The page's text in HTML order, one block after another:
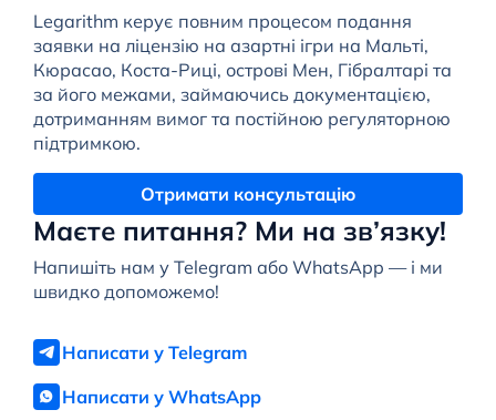
Маєте питання? Ми на зв’язку!
Напишіть нам у Telegram або WhatsApp — і ми
швидко допоможемо!
Написати у Telegram
Написати у WhatsApp
Legarithm керує повним процесом подання
заявки на ліцензію на азартні ігри на Мальті,
Кюрасао, Коста-Риці, острові Мен, Гібралтарі та
за його межами, займаючись документацією,
дотриманням вимог та постійною регуляторною
підтримкою.
Отримати консультацію